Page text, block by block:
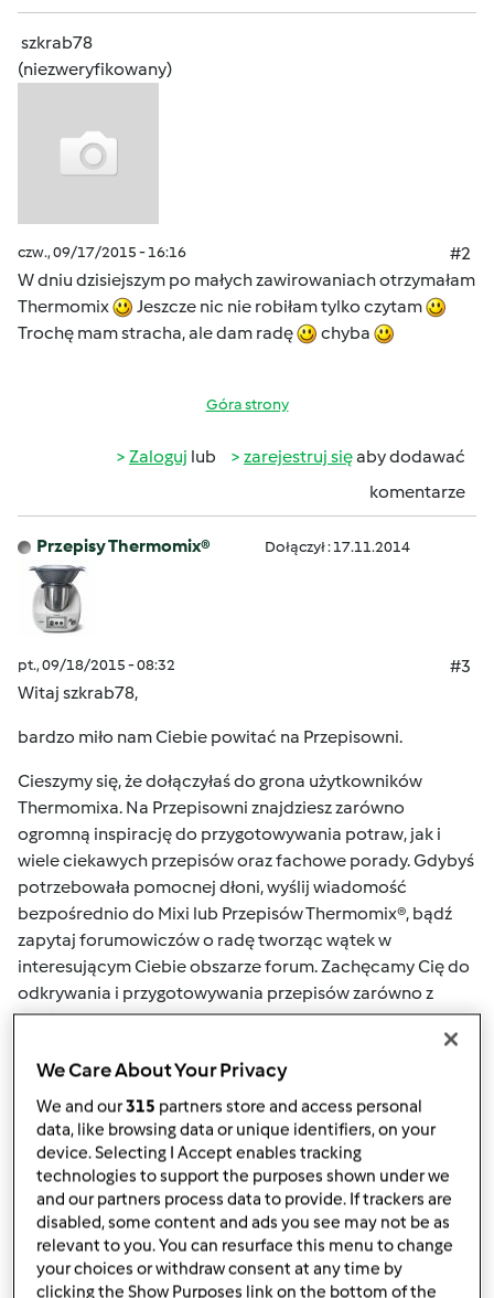
szkrab78
(niezweryfikowany)
czw., 09/17/2015 - 16:16
#2
W dniu dzisiejszym po małych zawirowaniach otrzymałam
Thermomix
Jeszcze nic nie robiłam tylko czytam
Trochę mam stracha, ale dam radę
chyba
Góra strony
Zaloguj lub zarejestruj sięaby dodawać
komentarze
Przepisy Thermomix® Dołączył : 17.11.2014
pt., 09/18/2015 - 08:32
#3
Witaj szkrab78,
bardzo miło nam Ciebie powitać na Przepisowni.
Cieszymy się, że dołączyłaś do grona użytkowników
Thermomixa. Na Przepisowni znajdziesz zarówno
ogromną inspirację do przygotowywania potraw, jak i
wiele ciekawych przepisów oraz fachowe porady. Gdybyś
potrzebowała pomocnej dłoni, wyślij wiadomość
bezpośrednio do Mixi lub Przepisów Thermomix®, bądź
zapytaj forumowiczów o radę tworząc wątek w
interesującym Ciebie obszarze forum. Zachęcamy Cię do
odkrywania i przygotowywania przepisów zarówno z
książki podstawowej dołączonej do Twojego urządzenia
przepisamiMój Thermomixw postaci kolekcji.
Tematyczny zbiór przepisów znajdziesz także
bezpośrednio naPrzepisowni, a gdybyś chciała
skorzystać z dodatkowego źródła – zapraszamy do
subskrypcji newslettera:tutaj , każdego miesiąca
uzupełnisz swoją bazę o nowe przepisy. Jeśli jesteś
zarejestrowana na Facebooku, polecamy polubić nasz
profilThermomix Polska, na którym komunikujemy
nowości, wskazówki i ciekawostki ze świata Thermomix®.
We Care About Your Privacy
We and our315 partners store and access personal
data, like browsing data or unique identifiers, on your
device. Selecting I Accept enables tracking
technologies to support the purposes shown under we
and our partners process data to provide. If trackers are
disabled, some content and ads you see may not be as
relevant to you. You can resurface this menu to change
your choices or withdraw consent at any time by
clicking the Show Purposes link on the bottom of the